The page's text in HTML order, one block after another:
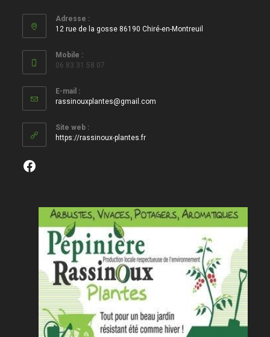
Adresse :
12 rue de la gosse 86190 Chiré-en-Montreuil
Mobile :
06 83 31 58 07
E-mail :
rassinouxplantes@gmail.com
Site web :
https://rassinoux-plantes.fr
Facebook